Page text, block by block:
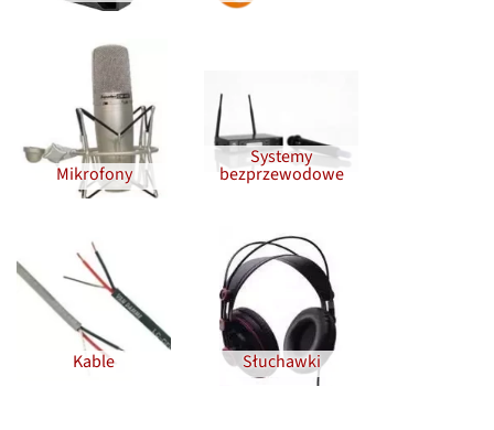
Mikrofony
Systemy
bezprzewodowe
Kable Słuchawki